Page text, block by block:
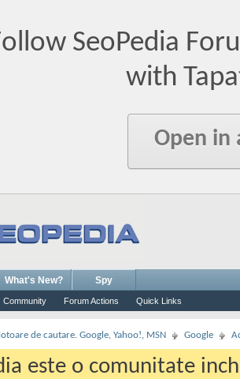
SeoPedia
with
Open in
Community Forum Actions Quick Links
What's New? Spy
de cautare. Google, Yahoo!, MSN Google
este o comunitate